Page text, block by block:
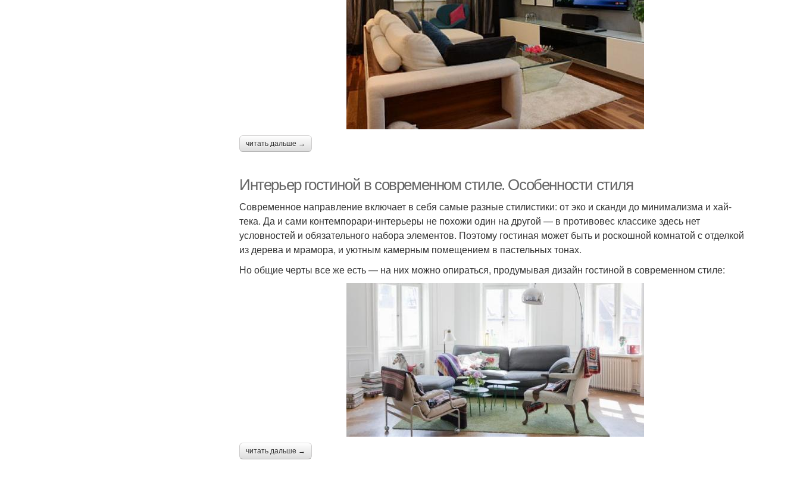
читать дальше →
Интерьер гостиной в современном стиле. Особенности стиля
Современное направление включает в себя самые разные стилистики: от эко и сканди до минимализма и хай-
тека. Да и сами контемпорари-интерьеры не похожи один на другой — в противовес классике здесь нет
условностей и обязательного набора элементов. Поэтому гостиная может быть и роскошной комнатой с отделкой
из дерева и мрамора, и уютным камерным помещением в пастельных тонах.
Но общие черты все же есть — на них можно опираться, продумывая дизайн гостиной в современном стиле:
читать дальше →